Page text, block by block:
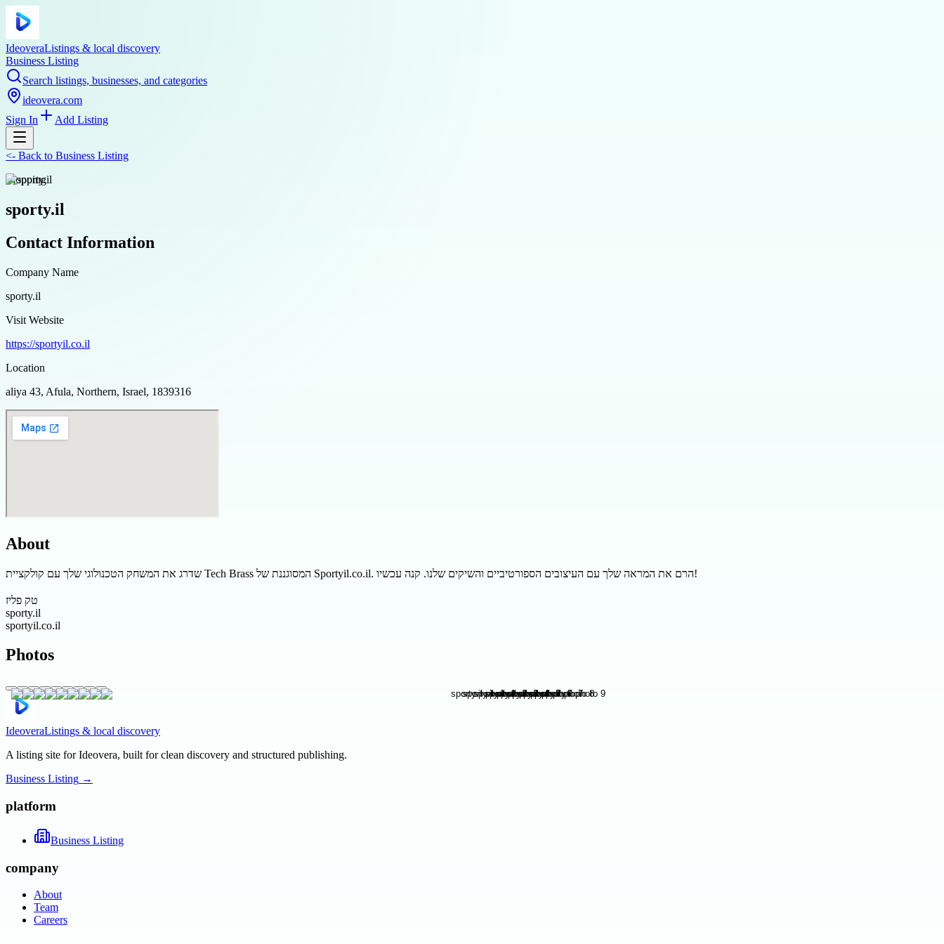
IdeoveraListings & local discovery
Business Listing
Search listings, businesses, and categories
ideovera.com
Sign In
Add Listing
<- Back to Business Listing
shopping
sporty.il
Contact Information
Company Name
sporty.il
Visit Website
https://sportyil.co.il
Location
aliya 43, Afula, Northern, Israel, 1839316
About
שדרג את המשחק הטכנולוגי שלך עם קולקציית Tech Brass המסוגננת של Sportyil.co.il. הרם את המראה שלך עם העיצובים הספורטיביים והשיקים שלנו. קנה עכשיו!
טק פליז
sporty.il
sportyil.co.il
Photos
IdeoveraListings & local discovery
A listing site for Ideovera, built for clean discovery and structured publishing.
Business Listing →
platform
Business Listing
company
About
Team
Careers